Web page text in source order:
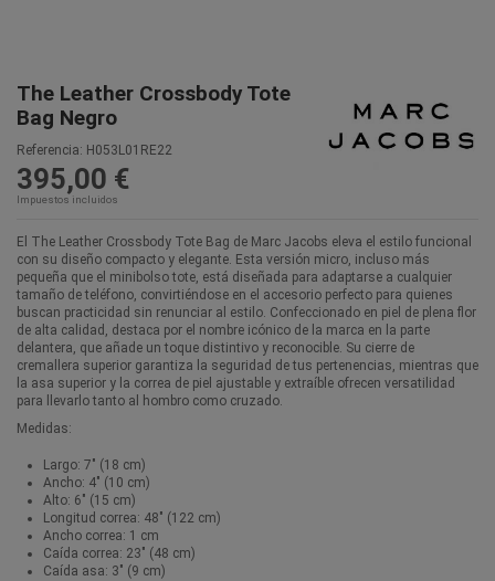
The Leather Crossbody Tote
Bag Negro
Referencia: H053L01RE22
395,00 €
Impuestos incluidos
El The Leather Crossbody Tote Bag de Marc Jacobs eleva el estilo funcional
con su diseño compacto y elegante. Esta versión micro, incluso más
pequeña que el minibolso tote, está diseñada para adaptarse a cualquier
tamaño de teléfono, convirtiéndose en el accesorio perfecto para quienes
buscan practicidad sin renunciar al estilo. Confeccionado en piel de plena flor
de alta calidad, destaca por el nombre icónico de la marca en la parte
delantera, que añade un toque distintivo y reconocible. Su cierre de
cremallera superior garantiza la seguridad de tus pertenencias, mientras que
la asa superior y la correa de piel ajustable y extraíble ofrecen versatilidad
para llevarlo tanto al hombro como cruzado.
Medidas:
Largo: 7" (18 cm)
Ancho: 4" (10 cm)
Alto: 6" (15 cm)
Longitud correa: 48" (122 cm)
Ancho correa: 1 cm
Caída correa: 23" (48 cm)
Caída asa: 3" (9 cm)